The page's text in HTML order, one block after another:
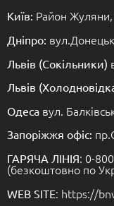
Київ: Район Жуляни,
Дніпро:
Львів (Сокільники)
Львів
Одеса вул.
Запоріжжя офіс:
ГАРЯЧА ЛІНІЯ: 0-
(безкоштовно по
WEB SITE: https://